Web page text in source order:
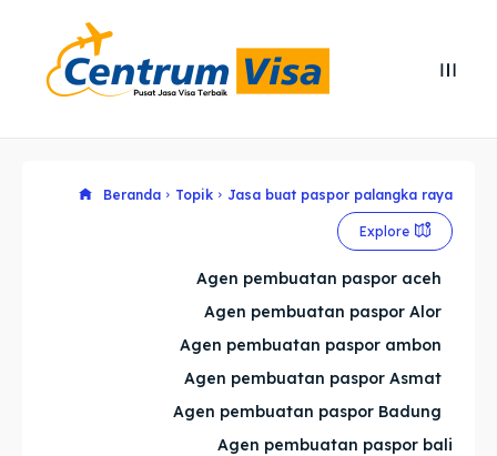
Explore our destinations
Explore our destinations
Beranda Topik Jasa buat paspor palangka raya
Explore
Agen pembuatan paspor aceh
Agen pembuatan paspor Alor
Agen pembuatan paspor ambon
Agen pembuatan paspor Asmat
Agen pembuatan paspor Badung
Agen pembuatan paspor bali